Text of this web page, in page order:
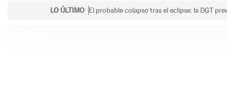
LO ÚLTIMO El probable colapso tras el eclipse: la DGT